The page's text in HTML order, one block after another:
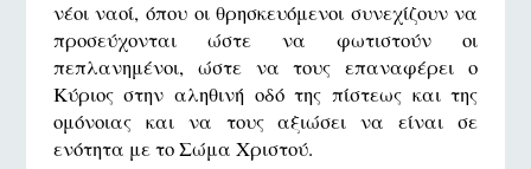
νέοι ναοί, όπου οι θρησκευόμενοι συνεχίζουν να
προσεύχονται ώστε να φωτιστούν οι
πεπλανημένοι, ώστε να τους επαναφέρει ο
Κύριος στην αληθινή οδό της πίστεως και της
ομόνοιας και να τους αξιώσει να είναι σε
ενότητα με το Σώμα Χριστού.